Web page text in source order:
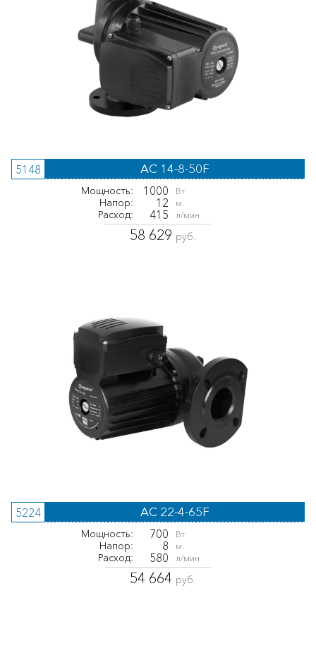
5148 AC 14-8-50F
Мощность: 1000 Вт
Напор: 12 м.
Расход: 415 л/мин
58 629 руб.
5224 AC 22-4-65F
Мощность: 700 Вт
Напор: 8 м.
Расход: 580 л/мин
54 664 руб.